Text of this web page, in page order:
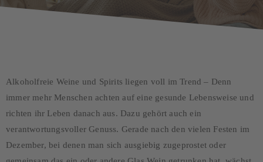
Alkoholfreie Weine und Spirits liegen voll im Trend – Denn
immer mehr Menschen achten auf eine gesunde Lebensweise und
richten ihr Leben danach aus. Dazu gehört auch ein
verantwortungsvoller Genuss. Gerade nach den vielen Festen im
Dezember, bei denen man sich ausgiebig zugeprostet oder